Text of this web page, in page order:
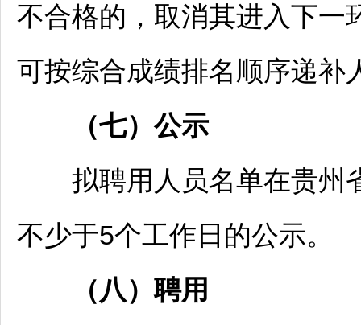
不合格的，取消其进入下一
可按综合成绩排名顺序递补
（七）公示
拟聘用人员名单在贵州
不少于5个工作日的公示。
（八）聘用